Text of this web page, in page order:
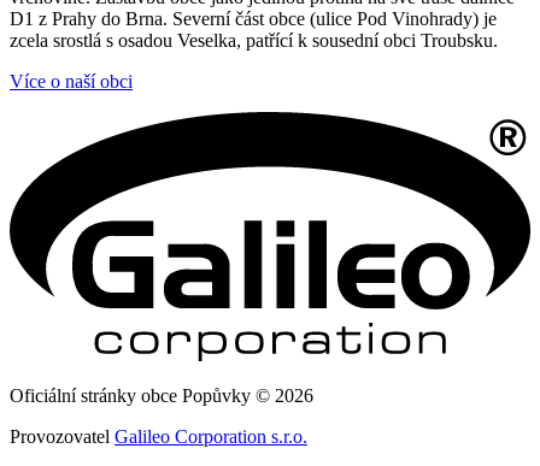
D1 z Prahy do Brna. Severní část obce (ulice Pod Vinohrady) je
zcela srostlá s osadou Veselka, patřící k sousední obci Troubsku.
Více o naší obci
Oficiální stránky obce Popůvky © 2026
Provozovatel Galileo Corporation s.r.o.